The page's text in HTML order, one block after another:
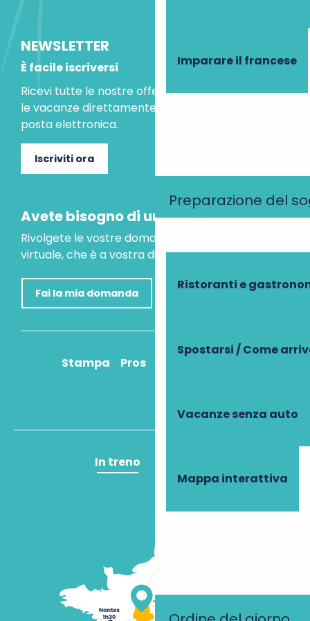
Imparare il francese
Preparazione del
Ristoranti e
Spostarsi / Come
Vacanze senza auto
Mappa interattiva
NEWSLETTER
È facile iscriversi
Ricevi tutte le nostre offerte speciali e le idee per
le vacanze direttamente nella tua casella di
posta elettronica.
Iscriviti ora
Avete bisogno di un consiglio?
Rivolgete le vostre domande al nostro assistente
virtuale, che è a vostra disposizione per aiutarvi.
Fai la mia domanda
Stampa Pros
In treno